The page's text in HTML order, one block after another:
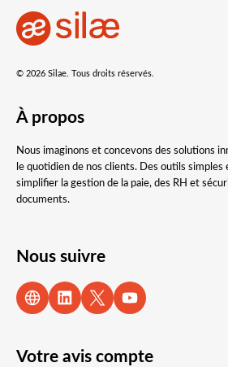
© 2026 Silae. Tous droits réservés.
À propos
Nous imaginons et concevons des solutions
le quotidien de nos clients. Des outils simples
simplifier la gestion de la paie, des RH et
documents.
Nous suivre
Votre avis compte